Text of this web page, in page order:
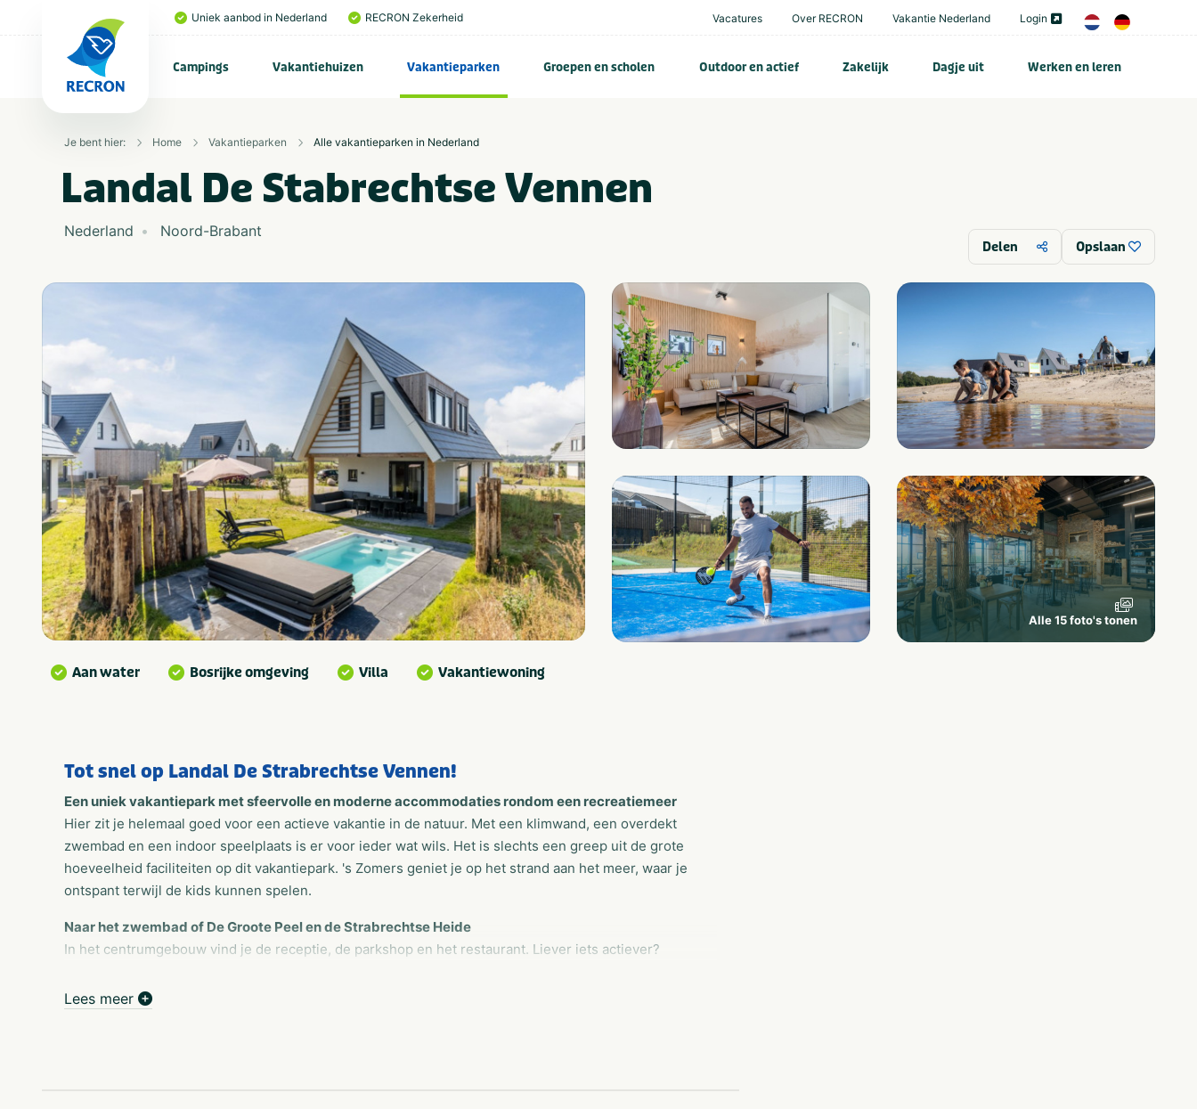
Uniek aanbod in Nederland RECRON Zekerheid Vacatures Over RECRON Vakantie Nederland Login
Campings Vakantiehuizen Vakantieparken Groepen en scholen Outdoor en actief Zakelijk Dagje uit Werken en leren
Je bent hier: Home Vakantieparken Alle vakantieparken in Nederland
Landal De Stabrechtse Vennen
Nederland Noord-Brabant
Delen Opslaan
Alle 15 foto's tonen
Aan water Bosrijke omgeving Villa Vakantiewoning
Tot snel op Landal De Strabrechtse Vennen!
Een uniek vakantiepark met sfeervolle en moderne accommodaties rondom een recreatiemeer
Hier zit je helemaal goed voor een actieve vakantie in de natuur. Met een klimwand, een overdekt
zwembad en een indoor speelplaats is er voor ieder wat wils. Het is slechts een greep uit de grote
hoeveelheid faciliteiten op dit vakantiepark. 's Zomers geniet je op het strand aan het meer, waar je
ontspant terwijl de kids kunnen spelen.
Naar het zwembad of De Groote Peel en de Strabrechtse Heide
In het centrumgebouw vind je de receptie, de parkshop en het restaurant. Liever iets actiever?
leuk uitstapje maken? Ontdek de natuurparken De Groote Peel en de Strabrechtse Heide, ga met de
Lees meer